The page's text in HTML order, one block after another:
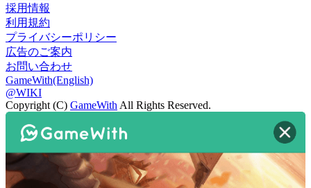
採用情報
利用規約
プライバシーポリシー
広告のご案内
お問い合わせ
GameWith(English)
@WIKI
Copyright (C) GameWith All Rights Reserved.